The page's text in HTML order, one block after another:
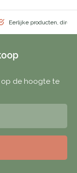
Eerlijke producten, direct
op de hoogte te